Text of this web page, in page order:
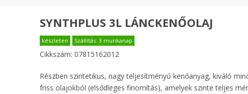
SYNTHPLUS 3L LÁNCKENŐOLAJ
készleten Szállítás: 3 munkanap
Cikkszám: 07815162012
Részben szintetikus, nagy teljesítményű kenőanyag, kiváló
friss olajokból (elsődleges finomítás), amelyek szinte teljes